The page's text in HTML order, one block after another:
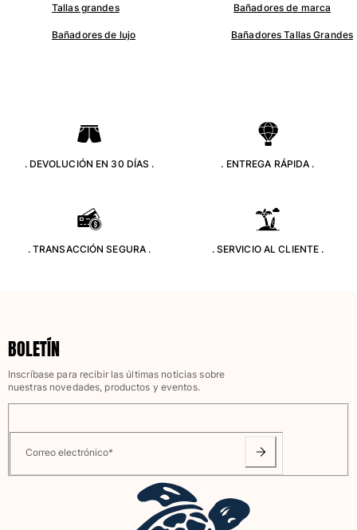
Camisas
Shorts
Ver todo Niña
Trajes de baño
Rashguard
Monos
Ver todo Pret-a-porter
Tallas grandes Bañadores de marca
Bañadores de lujo Bañadores Tallas Grandes
. DEVOLUCIÓN EN 30 DÍAS . . ENTREGA RÁPIDA .
. TRANSACCIÓN SEGURA . . SERVICIO AL CLIENTE .
BOLETÍN
Inscríbase para recibir las últimas noticias sobre
nuestras novedades, productos y eventos.
Correo electrónico*